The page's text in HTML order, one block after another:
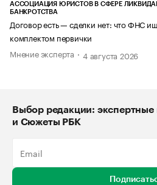
АССОЦИАЦИЯ ЮРИСТОВ В СФЕРЕ
БАНКРОТСТВА
Договор есть — сделки нет: что ФНС
комплектом первички
Мнение эксперта
4 августа 2026
Выбор редакции: экспертные
и Сюжеты РБК